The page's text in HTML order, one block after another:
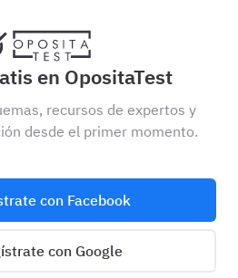
en OpositaTest
recursos de expertos y
desde el primer momento.
con Facebook
con Google